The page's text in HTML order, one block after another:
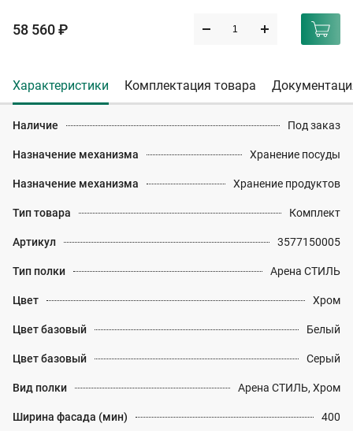
58 560 ₽
Характеристики Комплектация товара
Наличие Под заказ
Назначение механизма Хранение посуды
Назначение механизма Хранение продуктов
Тип товара Комплект
Артикул 3577150005
Тип полки Арена СТИЛЬ
Цвет Хром
Цвет базовый Белый
Цвет базовый Серый
Вид полки Арена СТИЛЬ, Хром
Ширина фасада (мин) 400